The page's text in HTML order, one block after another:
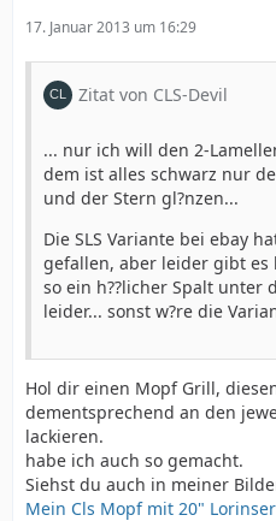
17. Januar 2013 um 16:29
Zitat von CLS-Devil
... nur ich will den 2-
dem ist alles schwarz nur
und der Stern gl?nzen...
Die SLS Variante bei ebay
gefallen, aber leider gibt es
so ein h??licher Spalt unter
leider... sonst w?re die
Hol dir einen Mopf Grill,
dementsprechend an den
lackieren.
habe ich auch so gemacht.
Siehst du auch in meiner
Mein Cls Mopf mit 20"